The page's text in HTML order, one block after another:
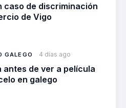
caso de discriminación
de Vigo
GALEGO 4 días ago
antes de ver a película
en galego